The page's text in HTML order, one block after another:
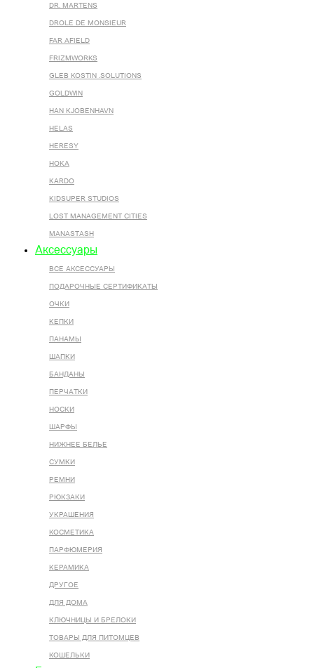
DR. MARTENS
DROLE DE MONSIEUR
FAR AFIELD
FRIZMWORKS
GLEB KOSTIN .SOLUTIONS
GOLDWIN
HAN KJOBENHAVN
HELAS
HERESY
HOKA
KARDO
KIDSUPER STUDIOS
LOST MANAGEMENT CITIES
MANASTASH
Аксессуары
ВСЕ AКСЕССУАРЫ
ПОДАРОЧНЫЕ СЕРТИФИКАТЫ
ОЧКИ
КЕПКИ
ПАНАМЫ
ШАПКИ
БАНДАНЫ
ПЕРЧАТКИ
НОСКИ
ШАРФЫ
НИЖНЕЕ БЕЛЬЕ
СУМКИ
РЕМНИ
РЮКЗАКИ
УКРАШЕНИЯ
КОСМЕТИКА
ПАРФЮМЕРИЯ
КЕРАМИКА
ДРУГОЕ
ДЛЯ ДОМА
КЛЮЧНИЦЫ И БРЕЛОКИ
ТОВАРЫ ДЛЯ ПИТОМЦЕВ
КОШЕЛЬКИ